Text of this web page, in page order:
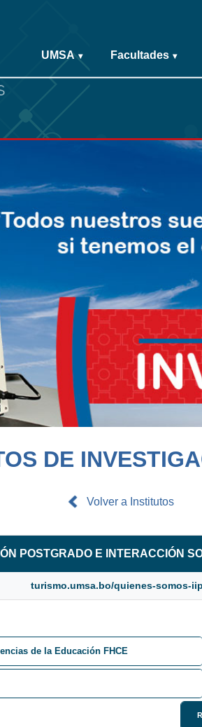
UMSA ▾ Facultades ▾
DE
Volver a Institutos
POSTGRADO E INTERACCIÓN
turismo.umsa.bo/quienes-somos-
de la Educación FHCE